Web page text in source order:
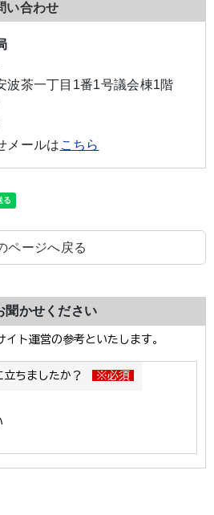
い合わせ
波茶一丁目1番1号議会棟1階
メールは こちら
ページへ戻る
聞かせください